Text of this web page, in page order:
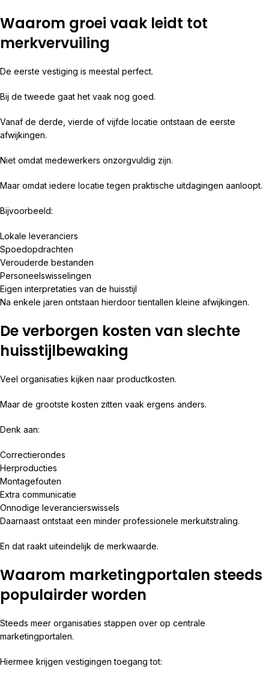
Waarom groei vaak leidt tot
merkvervuiling
De eerste vestiging is meestal perfect.
Bij de tweede gaat het vaak nog goed.
Vanaf de derde, vierde of vijfde locatie ontstaan de eerste
afwijkingen.
Niet omdat medewerkers onzorgvuldig zijn.
Maar omdat iedere locatie tegen praktische uitdagingen aanloopt.
Bijvoorbeeld:
Lokale leveranciers
Spoedopdrachten
Verouderde bestanden
Personeelswisselingen
Eigen interpretaties van de huisstijl
Na enkele jaren ontstaan hierdoor tientallen kleine afwijkingen.
De verborgen kosten van slechte
huisstijlbewaking
Veel organisaties kijken naar productkosten.
Maar de grootste kosten zitten vaak ergens anders.
Denk aan:
Correctierondes
Herproducties
Montagefouten
Extra communicatie
Onnodige leverancierswissels
Daarnaast ontstaat een minder professionele merkuitstraling.
En dat raakt uiteindelijk de merkwaarde.
Waarom marketingportalen steeds
populairder worden
Steeds meer organisaties stappen over op centrale
marketingportalen.
Hiermee krijgen vestigingen toegang tot: